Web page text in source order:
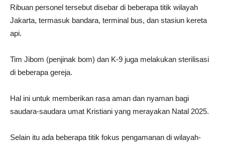
Ribuan personel tersebut disebar di beberapa titik wilayah
Jakarta, termasuk bandara, terminal bus, dan stasiun kereta
api.
Tim Jibom (penjinak bom) dan K-9 juga melakukan sterilisasi
di beberapa gereja.
Hal ini untuk memberikan rasa aman dan nyaman bagi
saudara-saudara umat Kristiani yang merayakan Natal 2025.
Selain itu ada beberapa titik fokus pengamanan di wilayah-